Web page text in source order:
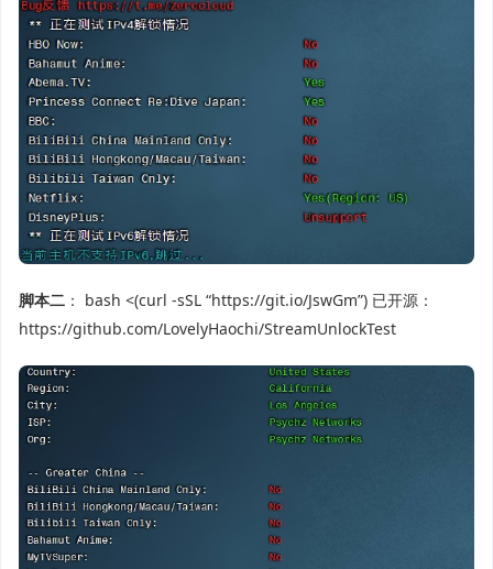
脚本二 ： bash <(curl -sSL “https://git.io/JswGm”) 已开源：
https://github.com/LovelyHaochi/StreamUnlockTest